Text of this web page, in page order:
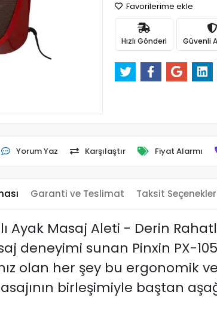
Favorilerime ekle
Hızlı Gönderi Güvenli
Yorum Yaz Karşılaştır Fiyat Alarmı
Garanti ve Teslimat Taksit
Ayak Masaj Aleti - Derin
deneyimi sunan Pinxin PX-
olan her şey bu ergonomik
birleşimiyle baştan